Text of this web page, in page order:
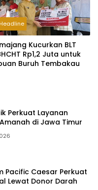
Headline
Kucurkan BLT
Rp1,2 Juta untuk
Buruh Tembakau
Perkuat Layanan
di Jawa Timur
Pacific Caesar Perkuat
Lewat Donor Darah